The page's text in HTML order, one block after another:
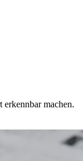
machen.